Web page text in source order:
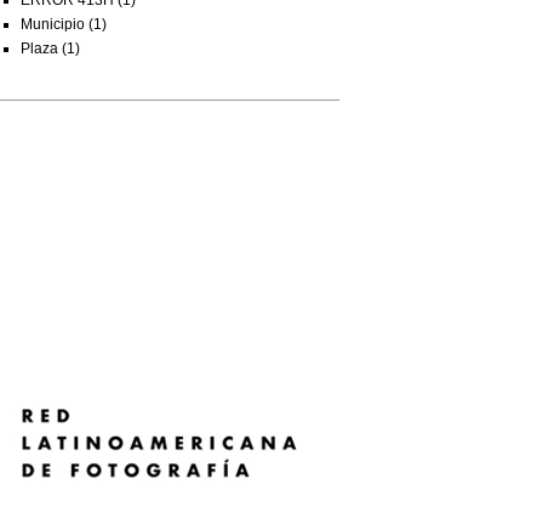
Municipio (1)
Plaza (1)